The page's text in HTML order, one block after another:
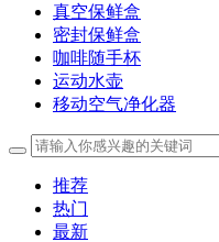
真空保鲜盒
密封保鲜盒
咖啡随手杯
运动水壶
移动空气净化器
推荐
热门
最新